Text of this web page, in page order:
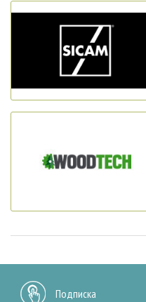
Подписка